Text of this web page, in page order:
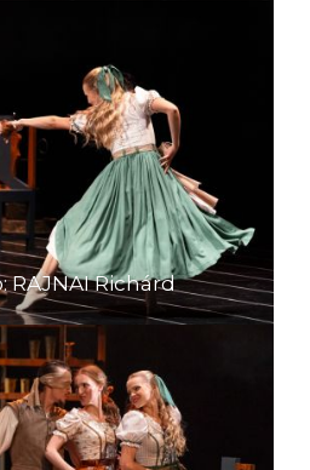
RAJNAI Richárd